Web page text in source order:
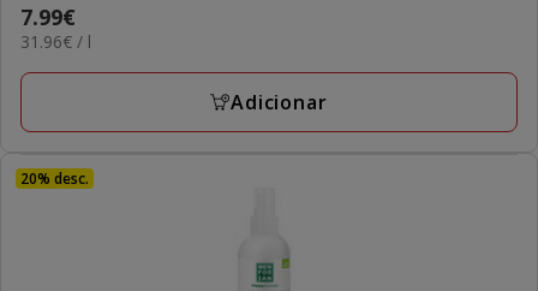
Preço
7.99€
7.99€
31.96€
L
31.96€ / l
Adicionar
20% desc.